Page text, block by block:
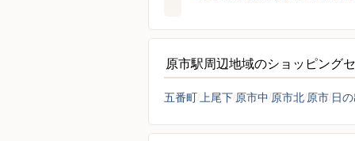
原市駅周辺地域のショッピング
五番町 上尾下 原市中 原市北 原市 日の